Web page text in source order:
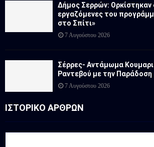
Δήμος Σερρών: Ορκίστηκαν
εργαζόμενες του
στο Σπίτι»
7 Αυγούστου 2026
Σέρρες- Αντάμωμα
Ραντεβού με την Παράδοση
7 Αυγούστου 2026
ΙΣΤΟΡΙΚΟ ΑΡΘΡΩΝ